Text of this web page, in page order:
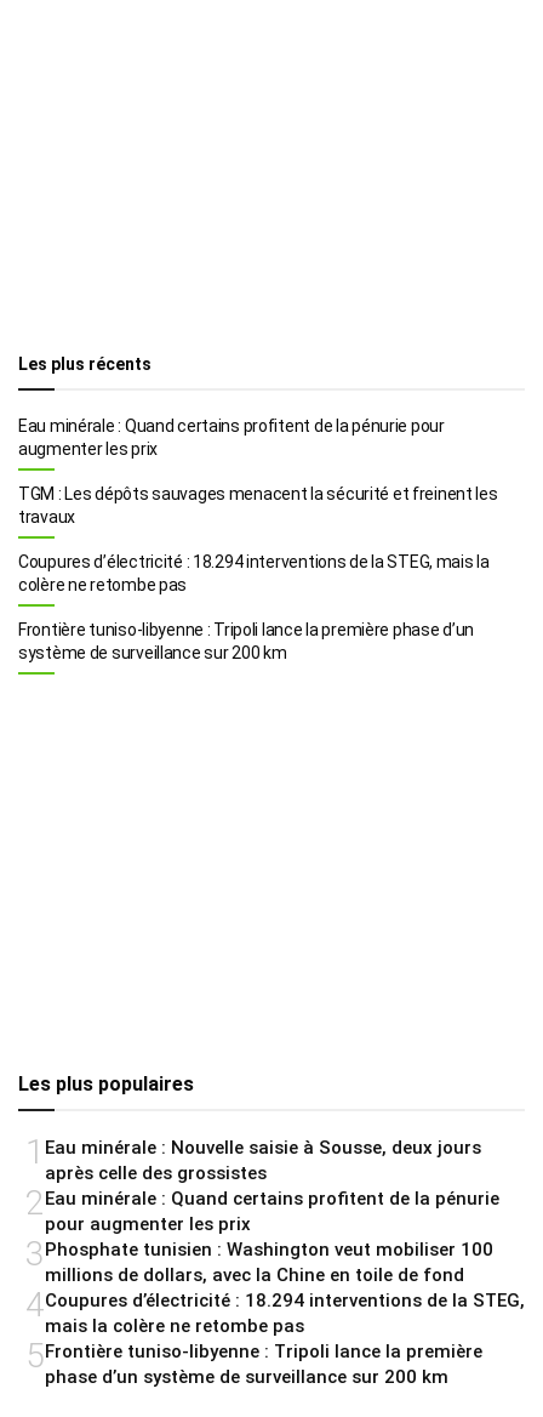
Les plus récents
Eau minérale : Quand certains profitent de la pénurie pour
augmenter les prix
TGM : Les dépôts sauvages menacent la sécurité et freinent les
travaux
Coupures d’électricité : 18.294 interventions de la STEG, mais la
colère ne retombe pas
Frontière tuniso-libyenne : Tripoli lance la première phase d’un
système de surveillance sur 200 km
Les plus populaires
1 Eau minérale : Nouvelle saisie à Sousse, deux jours
après celle des grossistes
2Eau minérale : Quand certains profitent de la pénurie
pour augmenter les prix
3Phosphate tunisien : Washington veut mobiliser 100
millions de dollars, avec la Chine en toile de fond
4Coupures d’électricité : 18.294 interventions de la STEG,
mais la colère ne retombe pas
5Frontière tuniso-libyenne : Tripoli lance la première
phase d’un système de surveillance sur 200 km